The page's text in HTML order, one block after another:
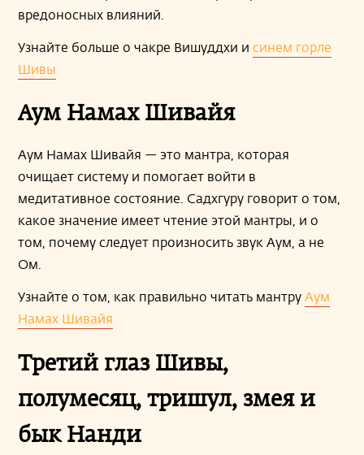
вредоносных влияний.
Узнайте больше о чакре Вишуддхи исинем горле
Шивы
Аум Намах Шивайя
Аум Намах Шивайя — это мантра, которая
очищает систему и помогает войти в
медитативное состояние. Садхгуру говорит о том,
какое значение имеет чтение этой мантры, и о
том, почему следует произносить звук Аум, а не
Ом.
Узнайте о том, как правильно читать мантруАум
Намах Шивайя
Третий глаз Шивы,
полумесяц, тришул, змея и
бык Нанди